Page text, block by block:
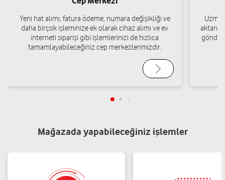
Yeni hat alımı, fatura ödeme, numara değişikliği ve
daha birçok işleminize ek olarak cihaz alımı ve ev
interneti siparişi gibi işlemlerinizi de hızlıca
tamamlayabileceğiniz cep merkezlerimizdir.
Mağazada yapabileceğiniz işlemler